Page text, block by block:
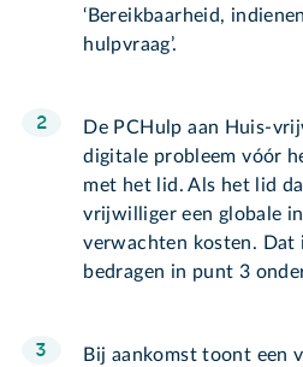
‘Bereikbaarheid,
hulpvraag’.
De PCHulp aan Huis-
digitale probleem vóór
met het lid. Als het lid
vrijwilliger een globale
verwachten kosten. Dat
bedragen in punt 3 onder
Bij aankomst toont een